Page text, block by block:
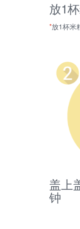
放1
*放1杯米
盖上
钟